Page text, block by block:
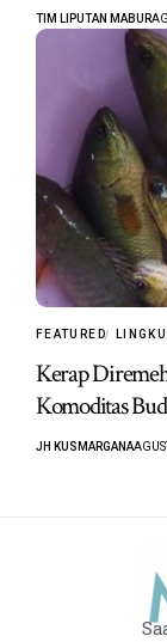
TIM LIPUTAN MABUR
FEATURED
Kerap
Komoditas
JH KUSMARGANA